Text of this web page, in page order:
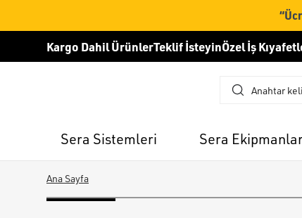
Kargo Dahil ÜrünlerTeklif İsteyinÖzel İş
Sera Sistemleri Sera
Ana Sayfa